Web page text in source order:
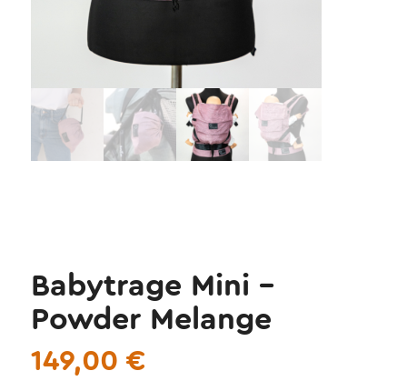
Babytrage Mini –
Powder Melange
149,00€